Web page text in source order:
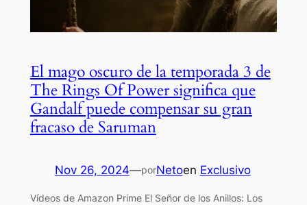
El mago oscuro de la temporada 3 de
The Rings Of Power significa que
Gandalf puede compensar su gran
fracaso de Saruman
Nov 26, 2024—porNetoen Exclusivo
Vídeos de Amazon Prime El Señor de los Anillos: Los